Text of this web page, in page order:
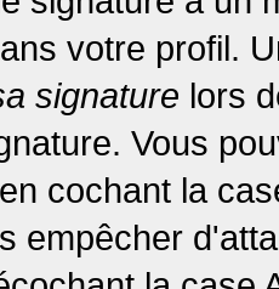
votre profil.
signature lors
Vous
cochant la
empêcher